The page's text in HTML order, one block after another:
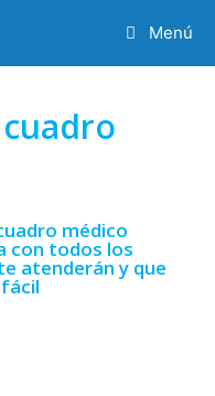
Menú
médico
con todos los
atenderán y que